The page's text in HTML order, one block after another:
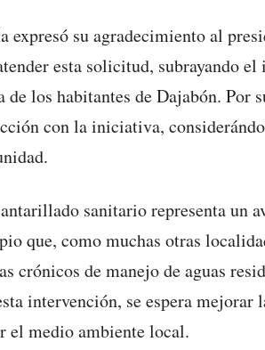
expresó su agradecimiento al
esta solicitud, subrayando
de los habitantes de Dajabón. Por
con la iniciativa,
sanitario representa un
que, como muchas otras
crónicos de manejo de aguas
intervención, se espera mejorar
el medio ambiente local.